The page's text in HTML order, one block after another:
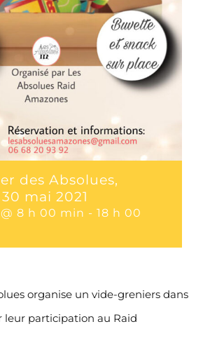
des Absolues,
mai 2021
8 h 00 min - 18 h 00
organise un vide-greniers dans
leur participation au Raid